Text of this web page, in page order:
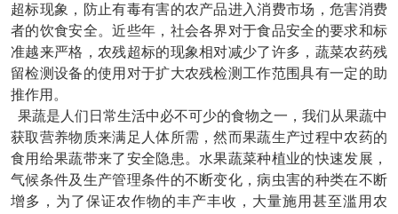
超标现象，防止有毒有害的农产品进入消费市场，危害消费
者的饮食安全。近些年，社会各界对于食品安全的要求和标
准越来严格，农残超标的现象相对减少了许多，蔬菜农药残
留检测设备的使用对于扩大农残检测工作范围具有一定的助
推作用。
果蔬是人们日常生活中必不可少的食物之一，我们从果蔬中
获取营养物质来满足人体所需，然而果蔬生产过程中农药的
食用给果蔬带来了安全隐患。水果蔬菜种植业的快速发展，
气候条件及生产管理条件的不断变化，病虫害的种类在不断
增多，为了保证农作物的丰产丰收，大量施用甚至滥用农